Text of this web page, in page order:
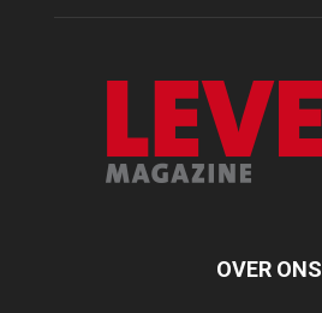
OVER ONS